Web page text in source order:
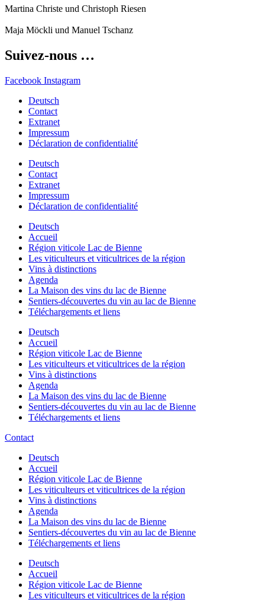
Martina Christe und Christoph Riesen
Maja Möckli und Manuel Tschanz
Suivez-nous …
Facebook Instagram
Deutsch
Contact
Extranet
Impressum
Déclaration de confidentialité
Deutsch
Contact
Extranet
Impressum
Déclaration de confidentialité
Deutsch
Accueil
Région viticole Lac de Bienne
Les viticulteurs et viticultrices de la région
Vins à distinctions
Agenda
La Maison des vins du lac de Bienne
Sentiers-découvertes du vin au lac de Bienne
Téléchargements et liens
Deutsch
Accueil
Région viticole Lac de Bienne
Les viticulteurs et viticultrices de la région
Vins à distinctions
Agenda
La Maison des vins du lac de Bienne
Sentiers-découvertes du vin au lac de Bienne
Téléchargements et liens
Contact
Deutsch
Accueil
Région viticole Lac de Bienne
Les viticulteurs et viticultrices de la région
Vins à distinctions
Agenda
La Maison des vins du lac de Bienne
Sentiers-découvertes du vin au lac de Bienne
Téléchargements et liens
Deutsch
Accueil
Région viticole Lac de Bienne
Les viticulteurs et viticultrices de la région